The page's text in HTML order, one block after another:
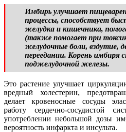
Имбирь улучшает
процессы, способствует
желудка и кишечника,
(также помогает при
желудочные боли, вздутие,
переедании. Корень имбиря
поджелудочной железы.
Это растение улучшает
вредный холестерин,
делает кровеносные сосуды
работу сердечно-сосудистой
употреблении небольшой дозы
вероятность инфаркта и инсульта.